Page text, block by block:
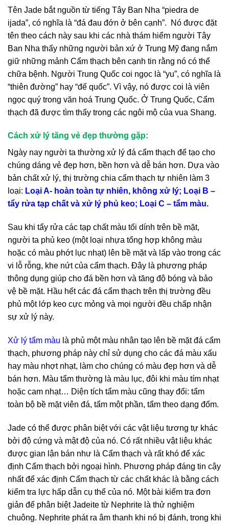
Tên Jade bắt nguồn từ tiếng Tây Ban Nha “piedra de
ijada”, có nghĩa là “đá đau đớn ở bên cạnh”.
Nó được đặt
tên theo cách này sau khi các nhà thám hiểm người Tây
Ban Nha thấy những người bản xứ ở Trung Mỹ đang nắm
giữ những mảnh Cẩm thạch bên cạnh tin rằng nó có thể
chữa bệnh. Người Trung Quốc coi ngọc là “yu”, có nghĩa là
“thiên đường” hay “đế quốc”. Vì vậy, nó được coi là viên
ngọc quý trong văn hoá Trung Quốc. Ở Trung Quốc, Cẩm
thạch đã được tìm thấy trong các ngôi mộ của vua Shang.
Cách xử lý tăng vẻ đẹp thường gặp:
Ngày nay người ta thường xử lý đá cẩm thạch để tạo cho
chúng dáng vẻ đẹp hơn, bền hơn và dễ bán hơn. Dựa vào
bản chất xử lý, thị trường chia cẩm thạch tự nhiên làm 3
loại: Loại A- hoàn toàn tự nhiên, không xử lý; Loại B –
tẩy rửa tạp chất và xử lý phủ keo; Loại C – tẩm màu.
Sau khi tẩy rửa các tạp chất màu tối dính trên bề mặt,
người ta phủ keo (một loại nhựa tổng hợp không màu
hoặc có màu phớt lục nhạt) lên bề mặt và lấp vào trong các
vi lỗ rỗng, khe nứt của cẩm thạch. Đây là phương pháp
thông dụng giúp cho đá bền hơn và tăng độ bóng và bảo
vệ bề mặt. Hầu hết các đá cẩm thạch trên thị trường đều
phủ một lớp keo cực mỏng và mọi người đều chấp nhận
sự xử lý này.
Xử lý tẩm màu là phủ một màu nhân tạo lên bề mặt đá cẩm
thạch, phương pháp này chỉ sử dụng cho các đá màu xấu
hay màu nhợt nhạt, làm cho chúng có màu đẹp hơn và dễ
bán hơn. Màu tẩm thường là màu lục, đôi khi màu tím nhạt
hoặc cam nhạt… Diện tích tẩm màu cũng thay đổi: tẩm
toàn bộ bề mặt viên đá, tẩm một phần, tẩm theo dạng đốm.
Jade có thể được phân biệt với các vật liệu tương tự khác
bởi độ cứng và mật độ của nó. Có rất nhiều vật liệu khác
được gian lận bán như là Cẩm thạch và rất khó để xác
định Cẩm thạch bởi ngoại hình. Phương pháp đáng tin cậy
nhất để xác định Cẩm thạch từ các chất khác là bằng cách
kiểm tra lực hấp dẫn cụ thể của nó. Một bài kiểm tra đơn
giản để phân biệt Jadeite từ Nephrite là thử nghiệm
chuông. Nephrite phát ra âm thanh khi nó bị đánh, trong khi